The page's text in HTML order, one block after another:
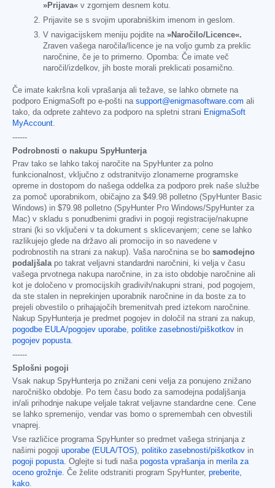
»Prijava« v zgornjem desnem kotu.
Prijavite se s svojim uporabniškim imenom in geslom.
V navigacijskem meniju pojdite na »Naročilo/Licence«.
Zraven vašega naročila/licence je na voljo gumb za preklic
naročnine, če je to primerno. Opomba: Če imate več
naročil/izdelkov, jih boste morali preklicati posamično.
Če imate kakršna koli vprašanja ali težave, se lahko obrnete na
podporo EnigmaSoft po e-pošti na support@enigmasoftware.com ali
tako, da odprete zahtevo za podporo na spletni strani EnigmaSoft
MyAccount.
------
Podrobnosti o nakupu SpyHunterja
Prav tako se lahko takoj naročite na SpyHunter za polno
funkcionalnost, vključno z odstranitvijo zlonamerne programske
opreme in dostopom do našega oddelka za podporo prek naše službe
za pomoč uporabnikom, običajno za $49.98 polletno (SpyHunter Basic
Windows) in $79.98 polletno (SpyHunter Pro Windows/SpyHunter za
Mac) v skladu s ponudbenimi gradivi in pogoji registracije/nakupne
strani (ki so vključeni v ta dokument s sklicevanjem; cene se lahko
razlikujejo glede na državo ali promocijo in so navedene v
podrobnostih na strani za nakup). Vaša naročnina se bo samodejno
podaljšalapo takrat veljavni standardni naročnini, ki velja v času
vašega prvotnega nakupa naročnine, in za isto obdobje naročnine ali
kot je določeno v promocijskih gradivih/nakupni strani, pod pogojem,
da ste stalen in neprekinjen uporabnik naročnine in da boste za to
prejeli obvestilo o prihajajočih bremenitvah pred iztekom naročnine.
Nakup SpyHunterja je predmet pogojev in določil na strani za nakup,
pogodbe EULA/pogojev uporabe, politike zasebnosti/piškotkov in
pogojev popusta.
------
Splošni pogoji
Vsak nakup SpyHunterja po znižani ceni velja za ponujeno znižano
naročniško obdobje. Po tem času bodo za samodejna podaljšanja
in/ali prihodnje nakupe veljale takrat veljavne standardne cene. Cene
se lahko spremenijo, vendar vas bomo o spremembah cen obvestili
vnaprej.
Vse različice programa SpyHunter so predmet vašega strinjanja z
našimi pogoji uporabe (EULA/TOS), politiko zasebnosti/piškotkov in
pogoji popusta. Oglejte si tudi naša pogosta vprašanjain merila za
oceno grožnje. Če želite odstraniti program SpyHunter, preberite,
kako.